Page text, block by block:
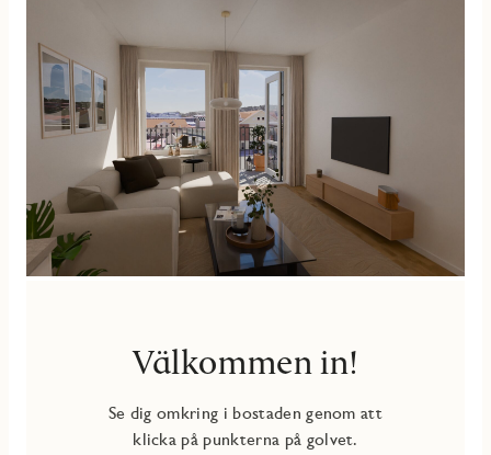
inte bekant med området finns här ett stort utbud av
butiker, caféer och restauranger och en kort promenad bort
ligger Resecentrum för smidig transport både söder-och
norrut.
Välkommen in!
Se dig omkring i bostaden genom att
klicka på punkterna på golvet.